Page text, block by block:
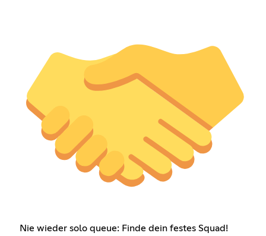
Nie wieder solo queue: Finde dein festes Squad!